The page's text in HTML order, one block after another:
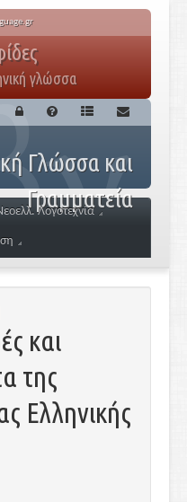
γλώσσα
Γλώσσα και
Γραμματεία
Λογοτεχνία
και
της
Ελληνικής